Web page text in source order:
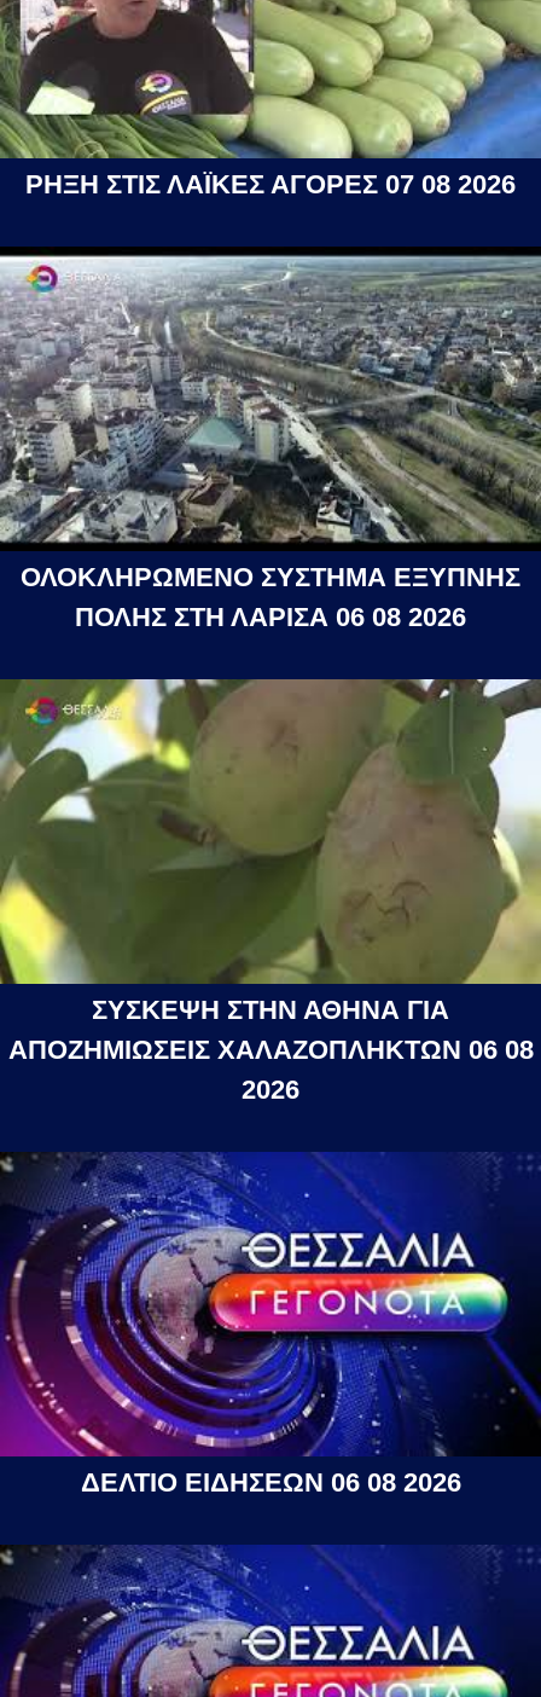
ΡΗΞΗ ΣΤΙΣ ΛΑΪΚΕΣ ΑΓΟΡΕΣ 07 08 2026
ΟΛΟΚΛΗΡΩΜΕΝΟ ΣΥΣΤΗΜΑ ΕΞΥΠΝΗΣ
ΠΟΛΗΣ ΣΤΗ ΛΑΡΙΣΑ 06 08 2026
ΣΥΣΚΕΨΗ ΣΤΗΝ ΑΘΗΝΑ ΓΙΑ
ΑΠΟΖΗΜΙΩΣΕΙΣ ΧΑΛΑΖΟΠΛΗΚΤΩΝ 06 08
2026
ΔΕΛΤΙΟ ΕΙΔΗΣΕΩΝ 06 08 2026